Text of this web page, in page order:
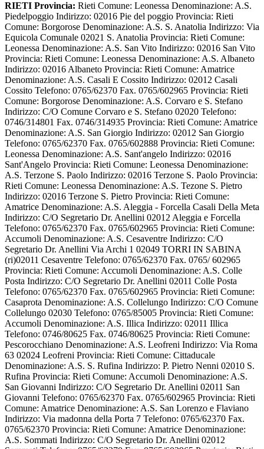
RIETI Provincia: Rieti Comune: Leonessa Denominazione: A.S.
Piedelpoggio Indirizzo: 02016 Pie del poggio Provincia: Rieti
Comune: Borgorose Denominazione: A.S. S. Anatolia Indirizzo: Via
Equicola Comunale 02021 S. Anatolia Provincia: Rieti Comune:
Leonessa Denominazione: A.S. San Vito Indirizzo: 02016 San Vito
Provincia: Rieti Comune: Leonessa Denominazione: A.S. Albaneto
Indirizzo: 02016 Albaneto Provincia: Rieti Comune: Amatrice
Denominazione: A.S. Casali E Cossito Indirizzo: 02012 Casali
Cossito Telefono: 0765/62370 Fax. 0765/602965 Provincia: Rieti
Comune: Borgorose Denominazione: A.S. Corvaro e S. Stefano
Indirizzo: C/O Comune Corvaro e S. Stefano 02020 Telefono:
0746/314801 Fax. 0746/314935 Provincia: Rieti Comune: Amatrice
Denominazione: A.S. San Giorgio Indirizzo: 02012 San Giorgio
Telefono: 0765/62370 Fax. 0765/602888 Provincia: Rieti Comune:
Leonessa Denominazione: A.S. Sant'angelo Indirizzo: 02016
Sant'Angelo Provincia: Rieti Comune: Leonessa Denominazione:
A.S. Terzone S. Paolo Indirizzo: 02016 Terzone S. Paolo Provincia:
Rieti Comune: Leonessa Denominazione: A.S. Tezone S. Pietro
Indirizzo: 02016 Terzone S. Pietro Provincia: Rieti Comune:
Amatrice Denominazione: A.S. Aleggia - Forcella Casali Della Meta
Indirizzo: C/O Segretario Dr. Anellini 02012 Aleggia e Forcella
Telefono: 0765/62370 Fax. 0765/602965 Provincia: Rieti Comune:
Accumoli Denominazione: A.S. Cesaventre Indirizzo: C/O
Segretario Dr. Anellini Via Archi 1 02049 TORRI IN SABINA
(ri)02011 Cesaventre Telefono: 0765/62370 Fax. 0765/ 602965
Provincia: Rieti Comune: Accumoli Denominazione: A.S. Colle
Posta Indirizzo: C/O Segretario Dr. Anellini 02011 Colle Posta
Telefono: 0765/62370 Fax. 0765/602965 Provincia: Rieti Comune:
Casaprota Denominazione: A.S. Collelungo Indirizzo: C/O Comune
Collelungo 02030 Telefono: 0765/85005 Provincia: Rieti Comune:
Accumoli Denominazione: A.S. Illica Indirizzo: 02011 Illica
Telefono: 0746/80625 Fax. 0746/80625 Provincia: Rieti Comune:
Pescorocchiano Denominazione: A.S. Leofreni Indirizzo: Via Roma
63 02024 Leofreni Provincia: Rieti Comune: Cittaducale
Denominazione: A.S. S. Rufina Indirizzo: P. Pietro Nenni 02010 S.
Rufina Provincia: Rieti Comune: Accumoli Denominazione: A.S.
San Giovanni Indirizzo: C/O Segretario Dr. Anellini 02011 San
Giovanni Telefono: 0765/62370 Fax. 0765/602965 Provincia: Rieti
Comune: Amatrice Denominazione: A.S. San Lorenzo e Flaviano
Indirizzo: Via madonna della Porta 7 Telefono: 0765/62370 Fax.
0765/62370 Provincia: Rieti Comune: Amatrice Denominazione:
A.S. Sommati Indirizzo: C/O Segretario Dr. Anellini 02012